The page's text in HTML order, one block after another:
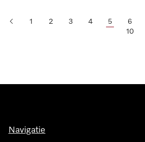
1 2 3 4 5 6
10
Navigatie